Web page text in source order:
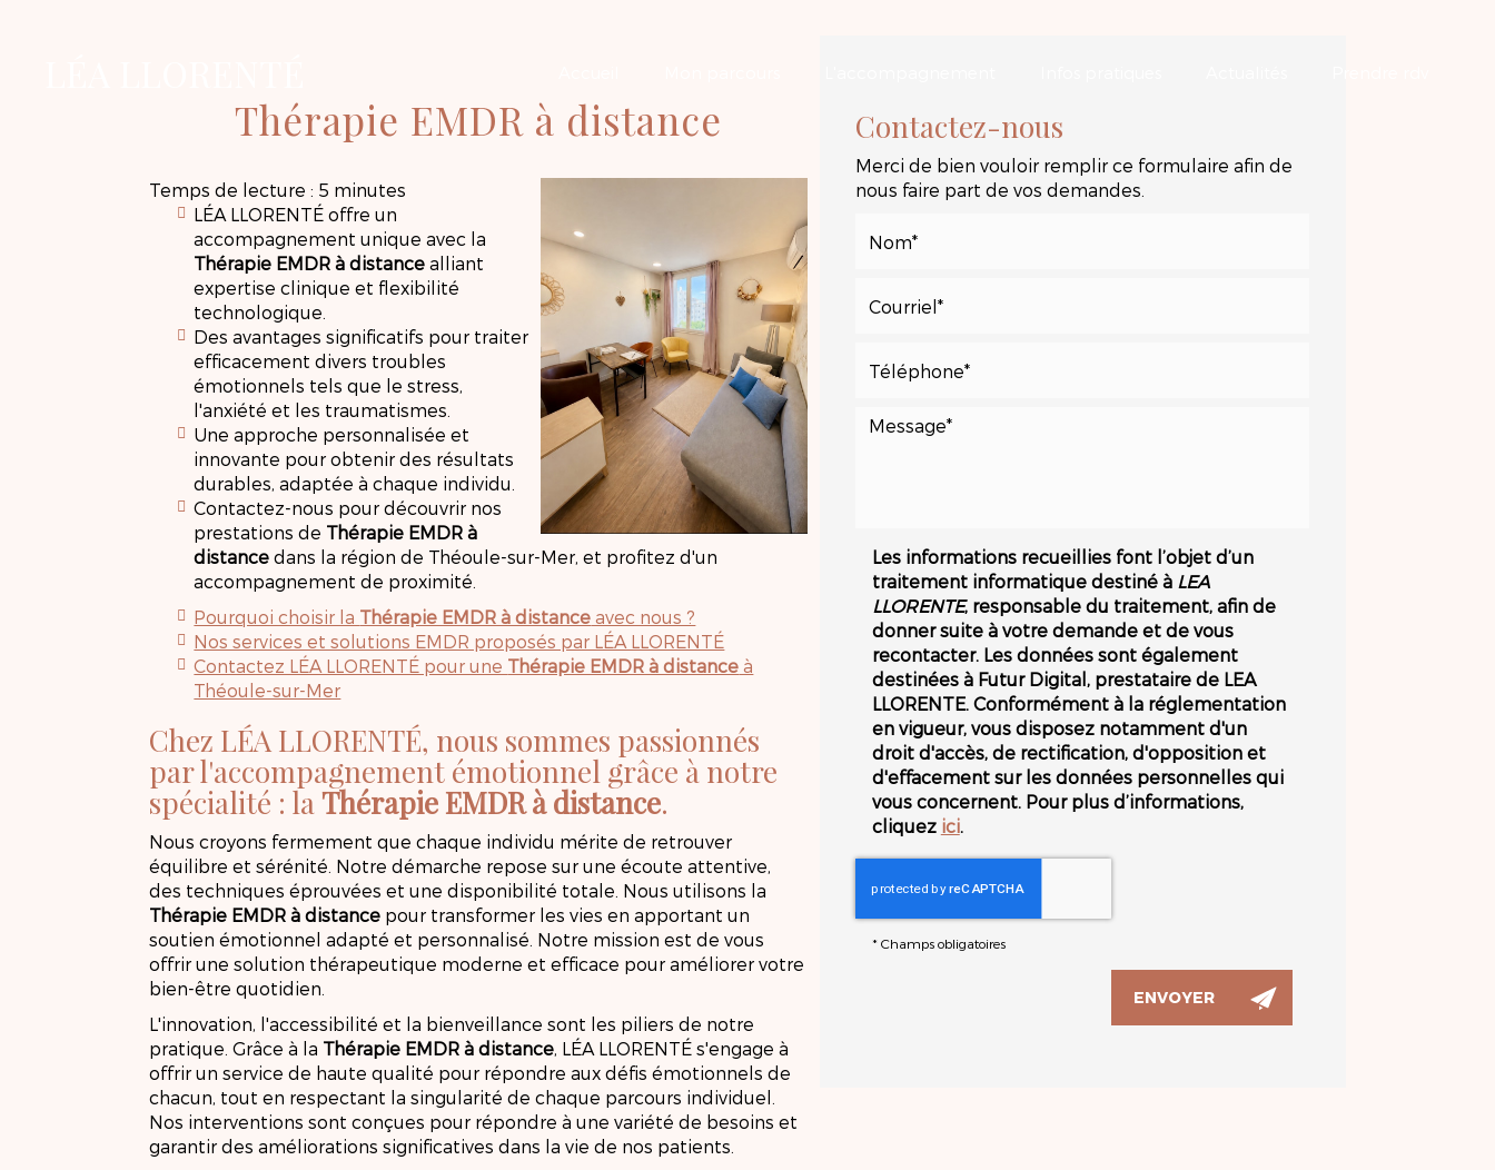
Thérapie EMDR à distance
Temps de lecture : 5 minutes
LÉA LLORENTÉ offre un
accompagnement unique avec la
Thérapie EMDR à distance alliant
expertise clinique et flexibilité
technologique.
Des avantages significatifs pour traiter
efficacement divers troubles
émotionnels tels que le stress,
l'anxiété et les traumatismes.
Une approche personnalisée et
innovante pour obtenir des résultats
durables, adaptée à chaque individu.
Contactez-nous pour découvrir nos
prestations de Thérapie EMDR à
distance dans la région de Théoule-sur-Mer, et profitez d'un
accompagnement de proximité.
Pourquoi choisir la Thérapie EMDR à distance avec nous ?
Nos services et solutions EMDR proposés par LÉA LLORENTÉ
Contactez LÉA LLORENTÉ pour une Thérapie EMDR à distance à
Théoule-sur-Mer
Chez LÉA LLORENTÉ, nous sommes passionnés
par l'accompagnement émotionnel grâce à notre
spécialité : laThérapie EMDR à distance.
Nous croyons fermement que chaque individu mérite de retrouver
équilibre et sérénité. Notre démarche repose sur une écoute attentive,
des techniques éprouvées et une disponibilité totale. Nous utilisons la
Thérapie EMDR à distance pour transformer les vies en apportant un
soutien émotionnel adapté et personnalisé. Notre mission est de vous
offrir une solution thérapeutique moderne et efficace pour améliorer votre
bien-être quotidien.
L'innovation, l'accessibilité et la bienveillance sont les piliers de notre
pratique. Grâce à la Thérapie EMDR à distance, LÉA LLORENTÉ s'engage à
offrir un service de haute qualité pour répondre aux défis émotionnels de
chacun, tout en respectant la singularité de chaque parcours individuel.
Nos interventions sont conçues pour répondre à une variété de besoins et
garantir des améliorations significatives dans la vie de nos patients.
Contactez-nous
Merci de bien vouloir remplir ce formulaire afin de
nous faire part de vos demandes.
Les informations recueillies font l’objet d’un
traitement informatique destiné àLEA
LLORENTE, responsable du traitement, afin de
donner suite à votre demande et de vous
recontacter. Les données sont également
destinées à Futur Digital, prestataire de LEA
LLORENTE. Conformément à la réglementation
en vigueur, vous disposez notamment d'un
droit d'accès, de rectification, d'opposition et
d'effacement sur les données personnelles qui
vous concernent. Pour plus d’informations,
cliquez ici.
* Champs obligatoires